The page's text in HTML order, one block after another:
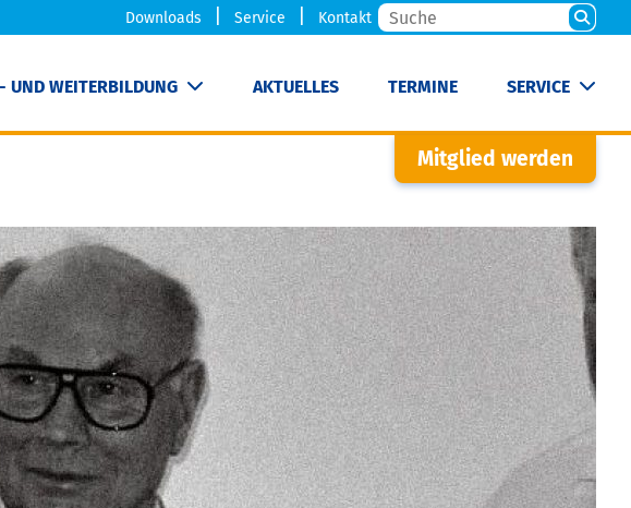
Downloads Service Kontakt
UND WEITERBILDUNG AKTUELLES TERMINE SERVICE
Mitglied werden